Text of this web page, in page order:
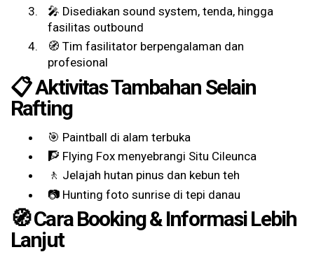
🎤 Disediakan sound system, tenda, hingga
fasilitas outbound
🧭 Tim fasilitator berpengalaman dan
profesional
📋 Aktivitas Tambahan Selain
Rafting
🎯 Paintball di alam terbuka
🧗 Flying Fox menyebrangi Situ Cileunca
🚶 Jelajah hutan pinus dan kebun teh
📷 Hunting foto sunrise di tepi danau
🧭 Cara Booking & Informasi Lebih
Lanjut